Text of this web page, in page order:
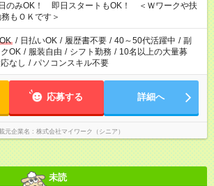
日のみOK！ 即日スタートもOK！ ＜Ｗワークや扶
もＯＫです＞
/ 日払いOK / 履歴書不要 / 40～50代活躍中 / 副
OK / 服装自由 / シフト勤務 / 10名以上の大量募
なし / パソコンスキル不要
応募する 詳細へ
元企業名 株式会社マイワーク（シニア）
未読